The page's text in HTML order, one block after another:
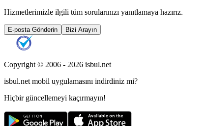
Hizmetlerimizle ilgili tüm sorularınızı yanıtlamaya hazırız.
E-posta Gönderin Bizi Arayın
Copyright © 2006 - 2026 isbul.net
isbul.net mobil uygulamasını indirdiniz mi?
Hiçbir güncellemeyi kaçırmayın!